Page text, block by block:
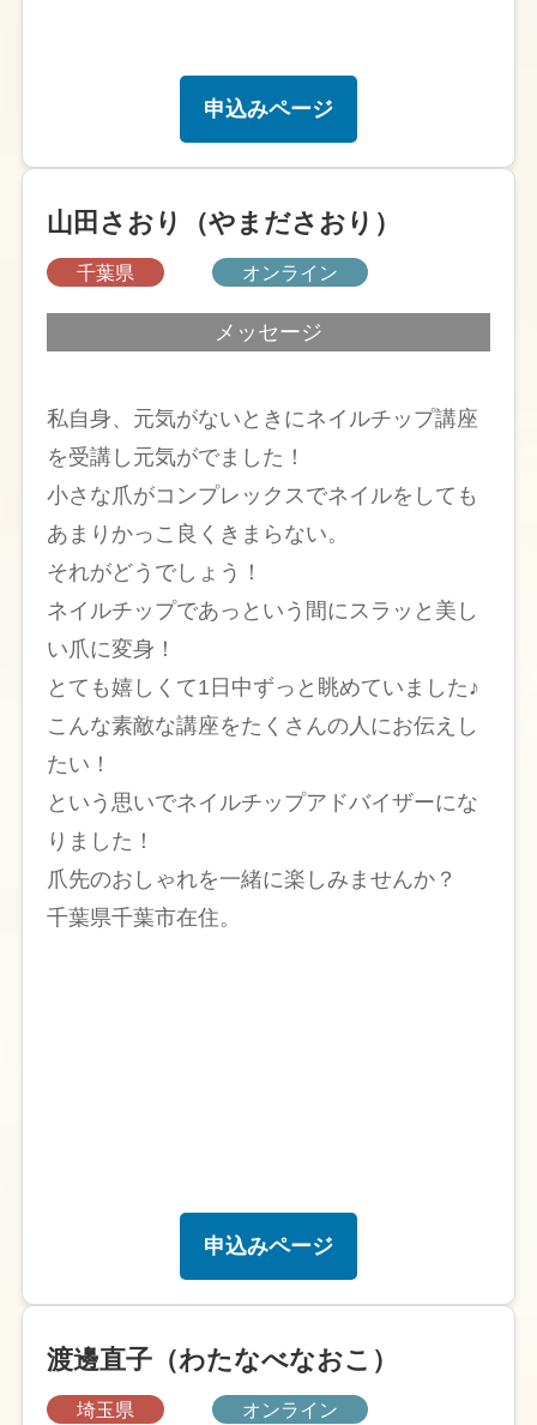
申込みページ
山田さおり（やまださおり）
千葉県 オンライン
メッセージ
私自身、元気がないときにネイルチップ講座
を受講し元気がでました！
小さな爪がコンプレックスでネイルをしても
あまりかっこ良くきまらない。
それがどうでしょう！
ネイルチップであっという間にスラッと美し
い爪に変身！
とても嬉しくて1日中ずっと眺めていました♪
こんな素敵な講座をたくさんの人にお伝えし
たい！
という思いでネイルチップアドバイザーにな
りました！
爪先のおしゃれを一緒に楽しみませんか？
千葉県千葉市在住。
申込みページ
渡邊直子（わたなべなおこ）
埼玉県 オンライン